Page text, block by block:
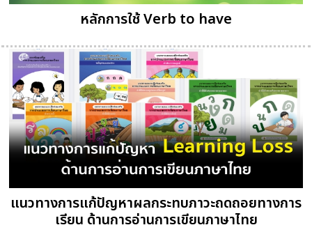
หลักการใช้ Verb to have
แนวทางการแก้ปัญหาผลกระทบภาวะถดถอยทางการ
เรียน ด้านการอ่านการเขียนภาษาไทย